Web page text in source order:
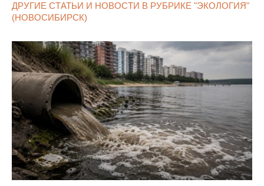
ДРУГИЕ СТАТЬИ И НОВОСТИ В РУБРИКЕ "ЭКОЛОГИЯ"
(НОВОСИБИРСК)